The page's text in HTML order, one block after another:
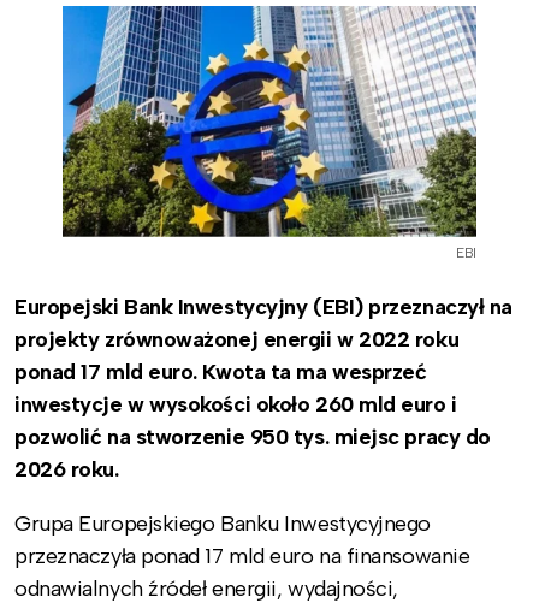
EBI
Europejski Bank Inwestycyjny (EBI) przeznaczył na
projekty zrównoważonej energii w 2022 roku
ponad 17 mld euro. Kwota ta ma wesprzeć
inwestycje w wysokości około 260 mld euro i
pozwolić na stworzenie 950 tys. miejsc pracy do
2026 roku.
Grupa Europejskiego Banku Inwestycyjnego
przeznaczyła ponad 17 mld euro na finansowanie
odnawialnych źródeł energii, wydajności,